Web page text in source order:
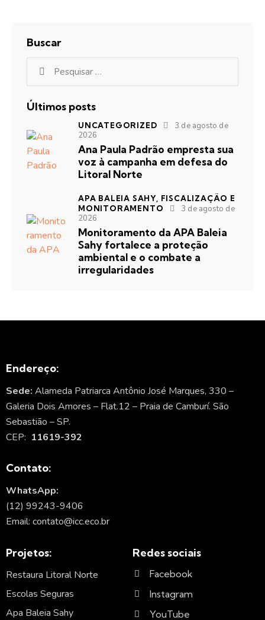
Buscar
Últimos posts
UNCATEGORIZED
3 de agosto de
2026
Ana Paula Padrão empresta sua
voz à campanha em defesa do
Litoral Norte
APA BALEIA SAHY, FISCALIZAÇÃO E
MONITORAMENTO
3 de agosto de
2026
Monitoramento da APA Baleia
Sahy fortalece a proteção
ambiental e o combate a
irregularidades
Endereço:
Sede: Alameda Patriarca Antônio José Marques, 330 –
Galeria Dois Amores – Flat.12 – Praia de Camburí. São
Sebastião – SP.
CEP: 11619-392
Contato:
WhatsApp:
(12) 99243-9406
Email: contato@icc.eco.br
Projetos:
Restaura Litoral Norte
Escolas Seguras
Apa Baleia Sahy
Redes sociais
Facebook
Instagram
YouTube